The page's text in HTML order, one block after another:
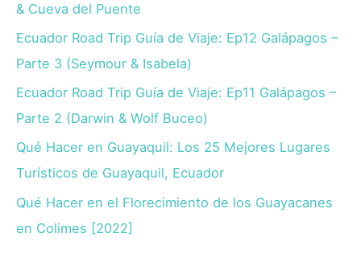
& Cueva del Puente
Ecuador Road Trip Guía de Viaje: Ep12 Galápagos –
Parte 3 (Seymour & Isabela)
Ecuador Road Trip Guía de Viaje: Ep11 Galápagos –
Parte 2 (Darwin & Wolf Buceo)
Qué Hacer en Guayaquil: Los 25 Mejores Lugares
Turísticos de Guayaquil, Ecuador
Qué Hacer en el Florecimiento de los Guayacanes
en Colimes [2022]